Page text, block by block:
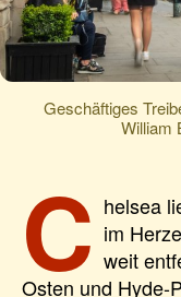
Geschäftiges
William
C helsea
im
weit
Osten und Hyde-